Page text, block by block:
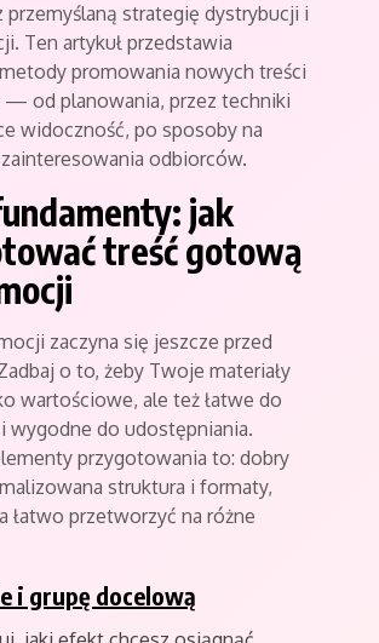
przemyślaną strategię dystrybucji i
Ten artykuł przedstawia
promowania nowych treści
— od planowania, przez techniki
widoczność, po sposoby na
odbiorców.
jak
treść gotową
zaczyna się jeszcze przed
o to, żeby Twoje materiały
wartościowe, ale też łatwe do
wygodne do udostępniania.
przygotowania to: dobry
struktura i formaty,
łatwo przetworzyć na różne
i grupę docelową